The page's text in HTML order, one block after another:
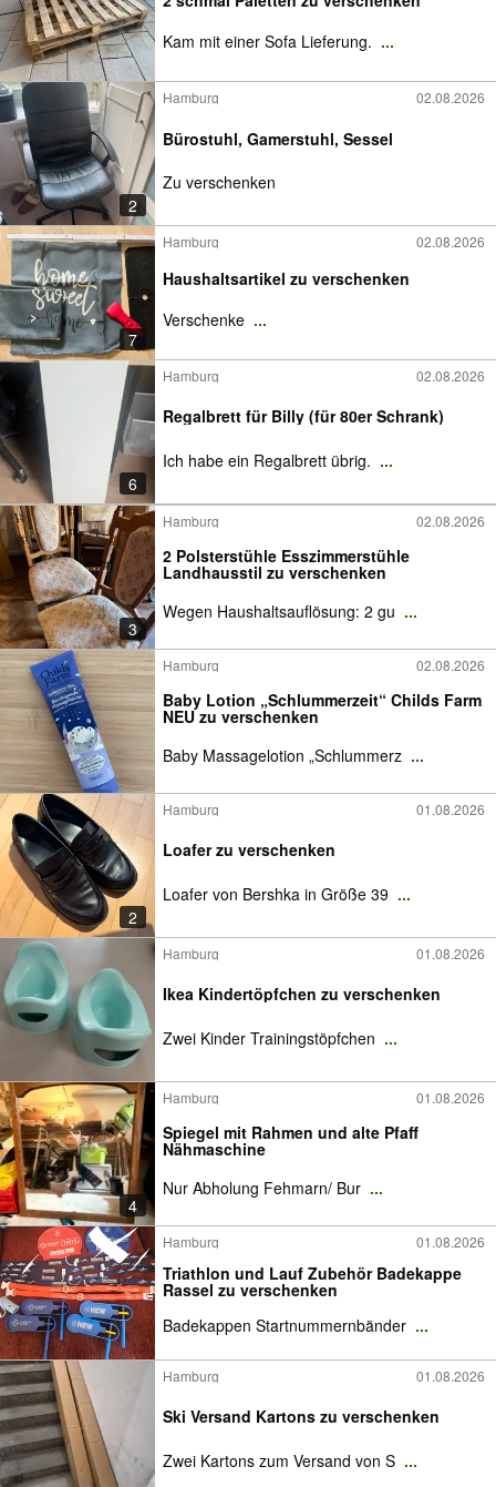
Kam mit einer Sofa Lieferung. ...
2
Hamburg 02.08.2026
Bürostuhl, Gamerstuhl, Sessel
Zu verschenken
7
Hamburg 02.08.2026
Haushaltsartikel zu verschenken
Verschenke ...
6
Hamburg 02.08.2026
Regalbrett für Billy (für 80er Schrank)
Ich habe ein Regalbrett übrig. ...
3
Hamburg 02.08.2026
2 Polsterstühle Esszimmerstühle
Landhausstil zu verschenken
Wegen Haushaltsauflösung: 2 gu ...
Hamburg 02.08.2026
Baby Lotion „Schlummerzeit“ Childs Farm
NEU zu verschenken
Baby Massagelotion „Schlummerz ...
2
Hamburg 01.08.2026
Loafer zu verschenken
Loafer von Bershka in Größe 39 ...
Hamburg 01.08.2026
Ikea Kindertöpfchen zu verschenken
Zwei Kinder Trainingstöpfchen ...
4
Hamburg 01.08.2026
Spiegel mit Rahmen und alte Pfaff
Nähmaschine
Nur Abholung Fehmarn/ Bur ...
Hamburg 01.08.2026
Triathlon und Lauf Zubehör Badekappe
Rassel zu verschenken
Badekappen Startnummernbänder ...
Hamburg 01.08.2026
Ski Versand Kartons zu verschenken
Zwei Kartons zum Versand von S ...